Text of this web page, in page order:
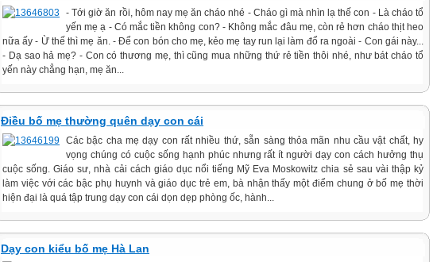
‐ Tới giờ ăn rồi, hôm nay mẹ ăn cháo nhé ‐ Cháo gì mà nhìn lạ thế con ‐ Là cháo tổ
yến mẹ ạ ‐ Có mắc tiền không con? ‐ Không mắc đâu mẹ, còn rẻ hơn cháo thịt heo
nữa ấy ‐ Ừ thế thì mẹ ăn. ‐ Để con bón cho mẹ, kẻo mẹ tay run lại làm đổ ra ngoài ‐ Con gái này...
‐ Dạ sao hả mẹ? ‐ Con có thương mẹ, thì cũng mua những thứ rẻ tiền thôi nhé, như bát cháo tổ
yến này chẳng hạn, mẹ ăn...
Điều bố mẹ thường quên dạy con cái
Các bậc cha mẹ dạy con rất nhiều thứ, sẵn sàng thỏa mãn nhu cầu vật chất, hy
vọng chúng có cuộc sống hạnh phúc nhưng rất ít người dạy con cách hưởng thụ
cuộc sống. Giáo sư, nhà cải cách giáo dục nổi tiếng Mỹ Eva Moskowitz chia sẻ sau vài thập kỷ
làm việc với các bậc phụ huynh và giáo dục trẻ em, bà nhận thấy một điểm chung ở bố mẹ thời
hiện đại là quá tập trung dạy con cái dọn dẹp phòng ốc, hành...
Dạy con kiểu bố mẹ Hà Lan